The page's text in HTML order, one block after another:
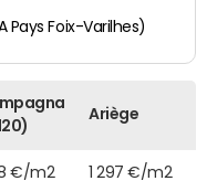
Foix-Varilhes)
Ariège
€/m2 1 297 €/m2